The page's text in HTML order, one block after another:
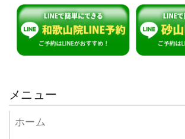
メニュー
ホーム